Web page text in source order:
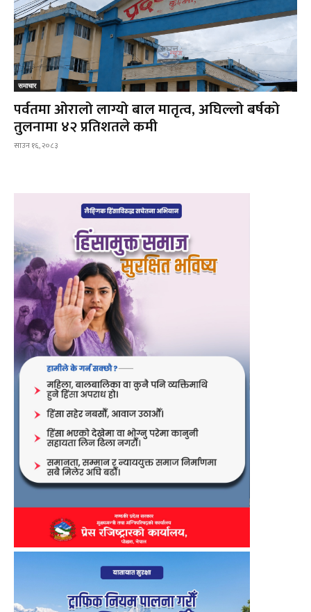
समाचार
पर्वतमा ओरालो लाग्यो बाल मातृत्व, अघिल्लो बर्षको
तुलनामा ४२ प्रतिशतले कमी
साउन १६, २०८३